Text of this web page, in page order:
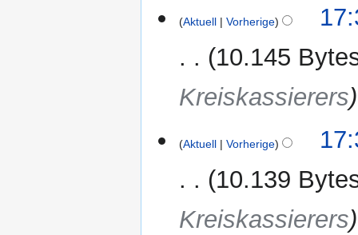
Aktuell Vorherige
10.145
Kreiskassierers
Aktuell Vorherige
10.139
Kreiskassierers